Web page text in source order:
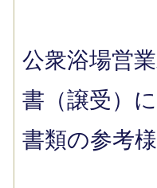
公衆浴場営
書（譲受）
書類の参考